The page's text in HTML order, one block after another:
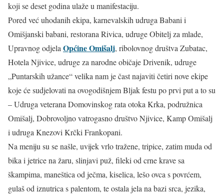
koji se deset godina ulaže u manifestaciju.
Pored već uhodanih ekipa, karnevalskih udruga Babani i
Omišjanski babani, restorana Rivica, udruge Obitelj za mlade,
Upravnog odjela Općine Omišalj, ribolovnog društva Zubatac,
Hotela Njivice, udruge za narodne običaje Drivenik, udruge
„Puntarskih užance“ velika nam je čast najaviti četiri nove ekipe
koje će sudjelovati na ovogodišnjem Bljak festu po prvi put a to su
– Udruga veterana Domovinskog rata otoka Krka, podružnica
Omišalj, Dobrovoljno vatrogasno društvo Njivice, Kamp Omišalj
i udruga Knezovi Krčki Frankopani.
Na meniju su se našle, uvijek vrlo tražene, tripice, zatim muda od
bika i jetrice na žaru, slinjavi puž, fileki od crne krave sa
škampima, maneštica od ječma, kiselica, lešo ovca s povrćem,
gulaš od iznutrica s palentom, te ostala jela na bazi srca, jezika,